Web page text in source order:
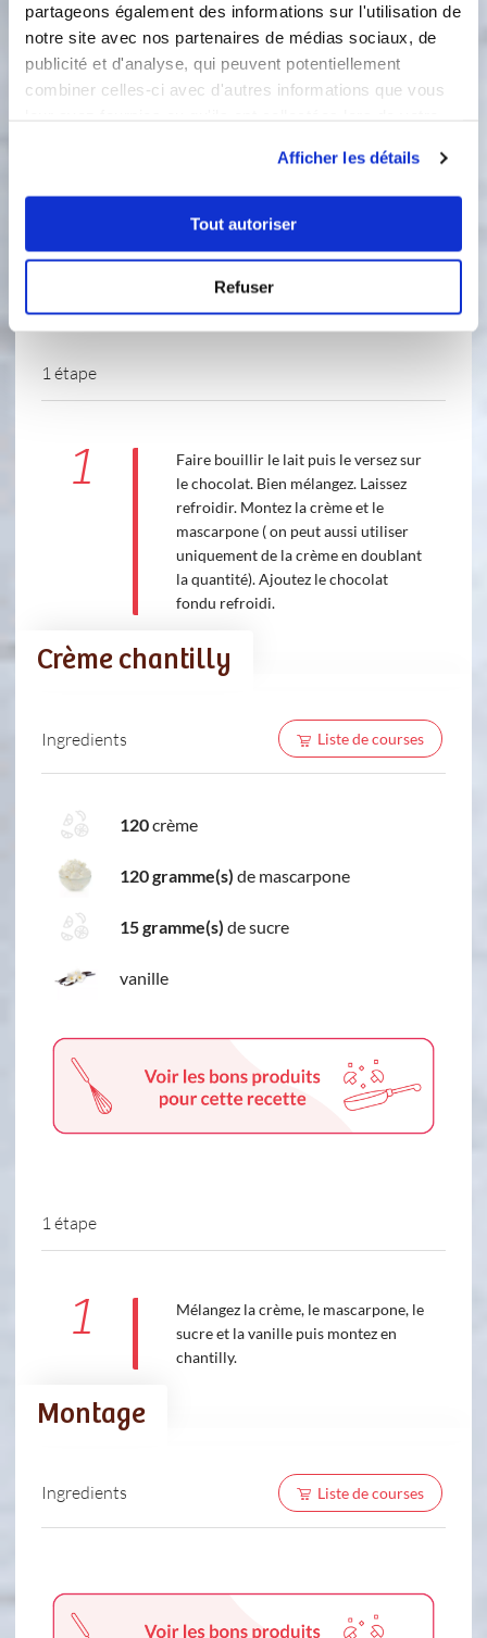
partageons également des informations sur l'utilisation de
notre site avec nos partenaires de médias sociaux, de
publicité et d'analyse, qui peuvent potentiellement
combiner celles-ci avec d'autres informations que vous
Afficher les détails
Tout autoriser
Refuser
75 gramme(s)
65 gramme(s) de crème
1 étape
1
Faire bouillir le lait puis le versez sur
le chocolat. Bien mélangez. Laissez
refroidir. Montez la crème et le
mascarpone ( on peut aussi utiliser
uniquement de la crème en doublant
la quantité). Ajoutez le chocolat
fondu refroidi.
Crème chantilly
Ingredients Liste de courses
120crème
120 gramme(s) de mascarpone
15 gramme(s) de sucre
vanille
1 étape
1
Mélangez la crème, le mascarpone, le
sucre et la vanille puis montez en
chantilly.
Montage
Ingredients Liste de courses